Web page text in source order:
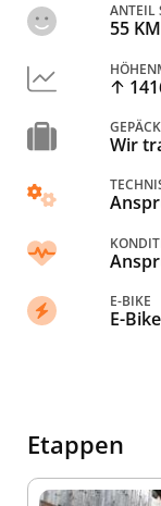
ANTEIL
55
Wir
E-BIKE
E-
Etappen